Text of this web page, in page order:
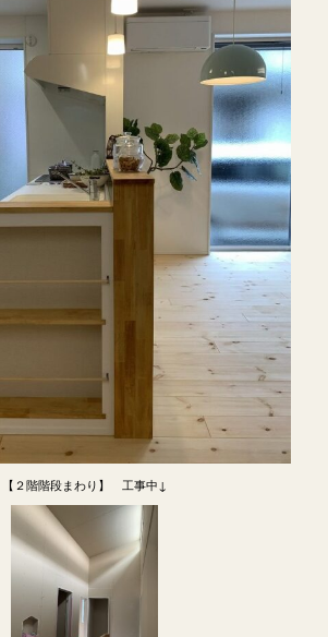
【２階階段まわり】 工事中↓